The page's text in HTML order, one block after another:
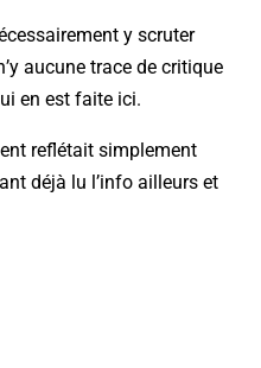
y scruter
aucune trace de critique
en est faite ici.
reflétait simplement
déjà lu l’info ailleurs et